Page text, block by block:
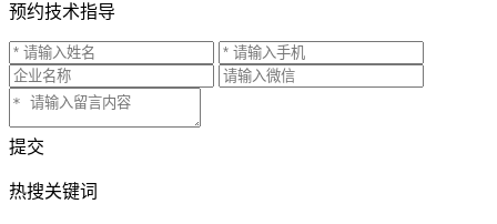
预约技术指导
提交
热搜关键词